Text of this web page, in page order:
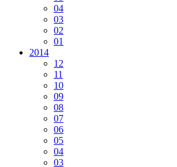
04
03
02
01
2014
12
11
10
09
08
07
06
05
04
03